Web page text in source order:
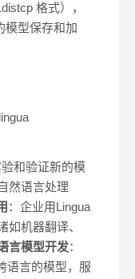
格式），
模型保存和加
和验证新的模
然语言处理
：企业用Lingua
如机器翻译、
言模型开发：
语言的模型，服